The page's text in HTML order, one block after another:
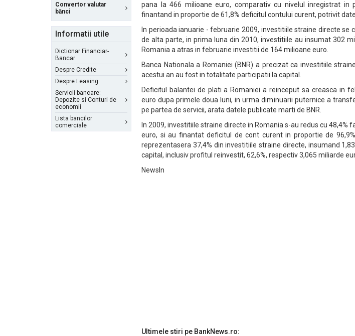
Convertor valutar
bănci
Informatii utile
Dictionar Financiar-
Bancar
Despre Credite
Despre Leasing
Servicii bancare:
Depozite si Conturi de
economii
Lista bancilor
comerciale
pana la 466 milioane euro, comparativ cu nivelul inregistrat in
finantand in proportie de 61,8% deficitul contului curent, potrivit
In perioada ianuarie - februarie 2009, investitiile straine directe se
de alta parte, in prima luna din 2010, investitiile au insumat 302
Romania a atras in februarie investitii de 164 milioane euro.
Banca Nationala a Romaniei (BNR) a precizat ca investitiile
acestui an au fost in totalitate participatii la capital.
Deficitul balantei de plati a Romaniei a reinceput sa creasca in
euro dupa primele doua luni, in urma diminuarii puternice a
pe partea de servicii, arata datele publicate marti de BNR.
In 2009, investitiile straine directe in Romania s-au redus cu 48,4%
euro, si au finantat deficitul de cont curent in proportie de
reprezentasera 37,4% din investitiile straine directe, insumand
capital, inclusiv profitul reinvestit, 62,6%, respectiv 3,065 miliarde
NewsIn
Ultimele stiri pe BankNews.ro: